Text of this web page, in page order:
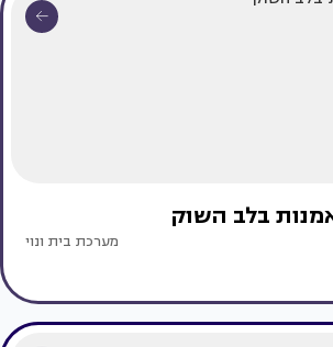
מערכת בית ונוי